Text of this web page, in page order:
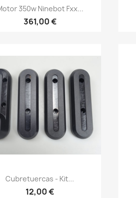
Vista rápida
350w Ninebot Fxx...
361,00 €
Vista rápida
Cubretuercas - Kit...
12,00 €